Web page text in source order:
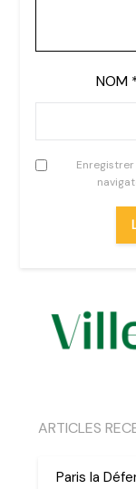
NOM
ARTICLES
Paris la